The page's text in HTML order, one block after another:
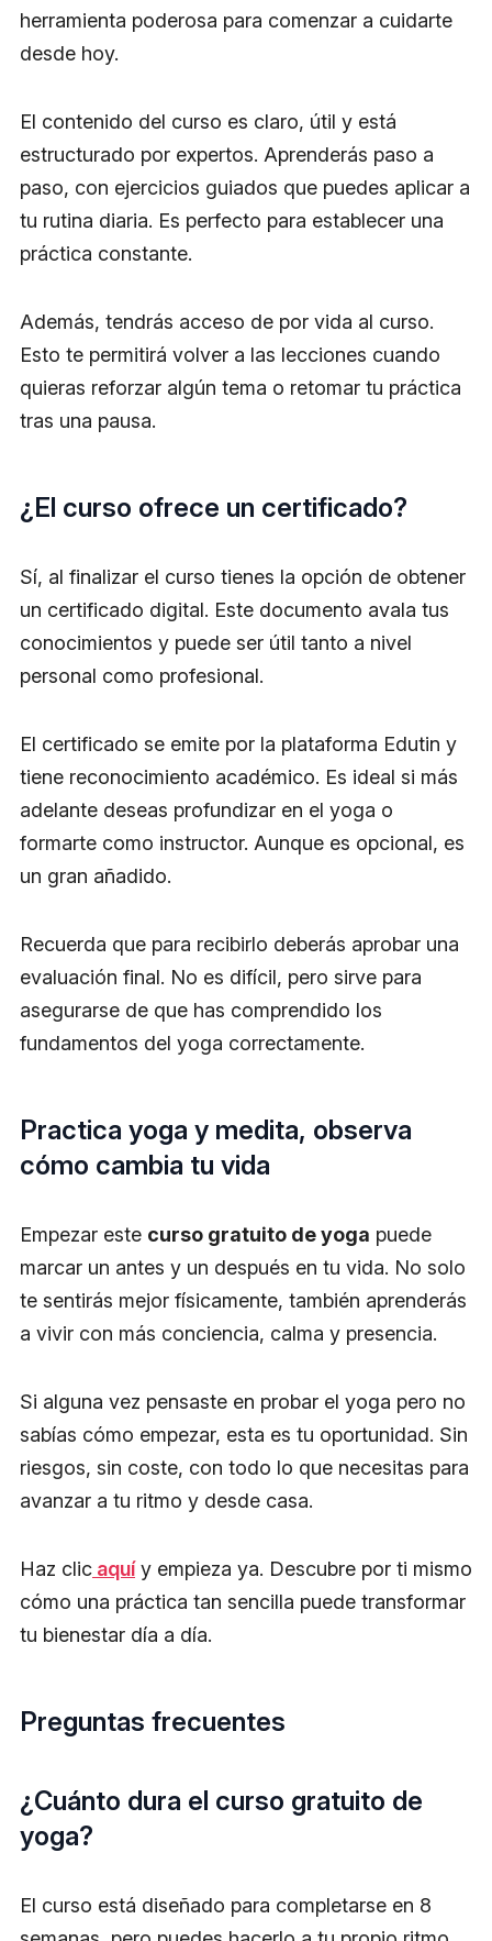
herramienta poderosa para comenzar a cuidarte
desde hoy.
El contenido del curso es claro, útil y está
estructurado por expertos. Aprenderás paso a
paso, con ejercicios guiados que puedes aplicar a
tu rutina diaria. Es perfecto para establecer una
práctica constante.
Además, tendrás acceso de por vida al curso.
Esto te permitirá volver a las lecciones cuando
quieras reforzar algún tema o retomar tu práctica
tras una pausa.
¿El curso ofrece un certificado?
Sí, al finalizar el curso tienes la opción de obtener
un certificado digital. Este documento avala tus
conocimientos y puede ser útil tanto a nivel
personal como profesional.
El certificado se emite por la plataforma Edutin y
tiene reconocimiento académico. Es ideal si más
adelante deseas profundizar en el yoga o
formarte como instructor. Aunque es opcional, es
un gran añadido.
Recuerda que para recibirlo deberás aprobar una
evaluación final. No es difícil, pero sirve para
asegurarse de que has comprendido los
fundamentos del yoga correctamente.
Practica yoga y medita, observa
cómo cambia tu vida
Empezar este curso gratuito de yoga puede
marcar un antes y un después en tu vida. No solo
te sentirás mejor físicamente, también aprenderás
a vivir con más conciencia, calma y presencia.
Si alguna vez pensaste en probar el yoga pero no
sabías cómo empezar, esta es tu oportunidad. Sin
riesgos, sin coste, con todo lo que necesitas para
avanzar a tu ritmo y desde casa.
Haz clic aquíy empieza ya. Descubre por ti mismo
cómo una práctica tan sencilla puede transformar
tu bienestar día a día.
Preguntas frecuentes
¿Cuánto dura el curso gratuito de
yoga?
El curso está diseñado para completarse en 8